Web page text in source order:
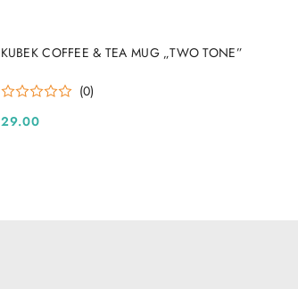
KUBEK COFFEE & TEA MUG „TWO TONE”
(0)
Cena:
29.00
DO KOSZYKA